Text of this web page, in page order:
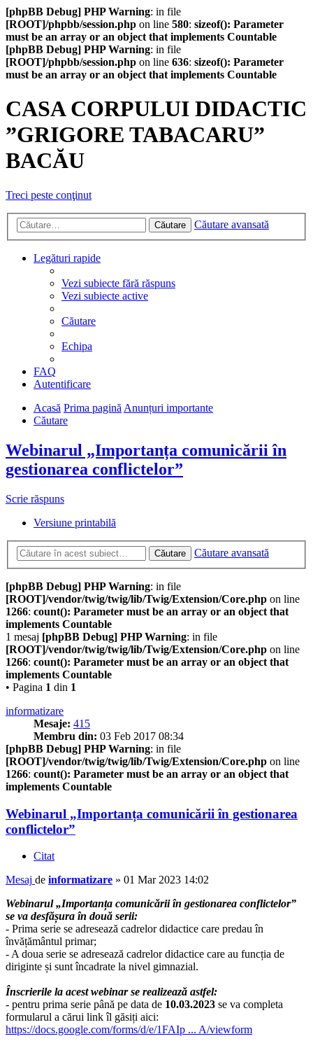
[phpBB Debug] PHP Warning: in file
[ROOT]/phpbb/session.php on line 580: sizeof(): Parameter
must be an array or an object that implements Countable
[phpBB Debug] PHP Warning: in file
[ROOT]/phpbb/session.php on line 636: sizeof(): Parameter
must be an array or an object that implements Countable
CASA CORPULUI DIDACTIC
”GRIGORE TABACARU”
BACĂU
Treci peste conţinut
Căutare Căutare avansată
Legături rapide
Vezi subiecte fără răspuns
Vezi subiecte active
Căutare
Echipa
FAQ
Autentificare
Acasă Prima paginăAnunțuri importante
Căutare
Webinarul „Importanța comunicării în
gestionarea conflictelor”
Scrie răspuns
Versiune printabilă
Căutare Căutare avansată
[phpBB Debug] PHP Warning: in file
[ROOT]/vendor/twig/twig/lib/Twig/Extension/Core.php on line
1266: count(): Parameter must be an array or an object that
implements Countable
1 mesaj [phpBB Debug] PHP Warning: in file
[ROOT]/vendor/twig/twig/lib/Twig/Extension/Core.php on line
1266: count(): Parameter must be an array or an object that
implements Countable
• Pagina 1 din 1
informatizare
Mesaje: 415
Membru din: 03 Feb 2017 08:34
[phpBB Debug] PHP Warning: in file
[ROOT]/vendor/twig/twig/lib/Twig/Extension/Core.php on line
1266: count(): Parameter must be an array or an object that
implements Countable
Webinarul „Importanța comunicării în gestionarea
conflictelor”
Citat
Mesaj de informatizare » 01 Mar 2023 14:02
Webinarul „Importanța comunicării în gestionarea conflictelor”
se va desfășura în două serii:
- Prima serie se adresează cadrelor didactice care predau în
învățământul primar;
- A doua serie se adresează cadrelor didactice care au funcția de
diriginte și sunt încadrate la nivel gimnazial.
Înscrierile la acest webinar se realizează astfel:
- pentru prima serie până pe data de 10.03.2023 se va completa
formularul a cărui link îl găsiți aici:
https://docs.google.com/forms/d/e/1FAIp ... A/viewform